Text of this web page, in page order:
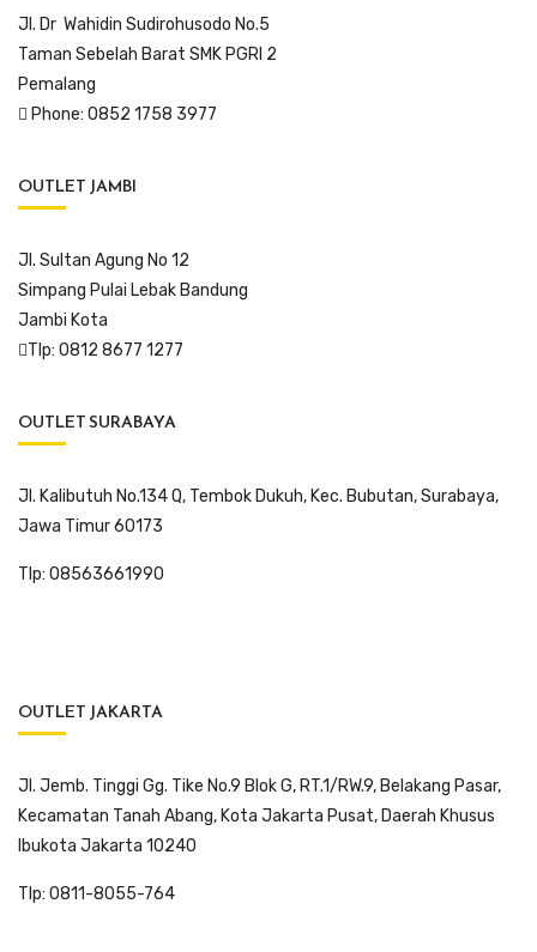
Jl. Dr Wahidin Sudirohusodo No.5
Taman Sebelah Barat SMK PGRI 2
Pemalang
Phone: 0852 1758 3977
OUTLET JAMBI
Jl. Sultan Agung No 12
Simpang Pulai Lebak Bandung
Jambi Kota
Tlp: 0812 8677 1277
OUTLET SURABAYA
Jl. Kalibutuh No.134 Q, Tembok Dukuh, Kec. Bubutan, Surabaya,
Jawa Timur 60173
Tlp: 08563661990
OUTLET JAKARTA
Jl. Jemb. Tinggi Gg. Tike No.9 Blok G, RT.1/RW.9, Belakang Pasar,
Kecamatan Tanah Abang, Kota Jakarta Pusat, Daerah Khusus
Ibukota Jakarta 10240
Tlp: 0811-8055-764